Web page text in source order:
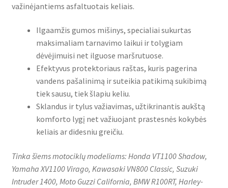
važinėjantiems asfaltuotais keliais.
Ilgaamžis gumos mišinys, specialiai sukurtas
maksimaliam tarnavimo laikui ir tolygiam
dėvėjimuisi net ilguose maršrutuose.
Efektyvus protektoriaus raštas, kuris pagerina
vandens pašalinimą ir suteikia patikimą sukibimą
tiek sausu, tiek šlapiu keliu.
Sklandus ir tylus važiavimas, užtikrinantis aukštą
komforto lygį net važiuojant prastesnės kokybės
keliais ar didesniu greičiu.
Tinka šiems motociklų modeliams: Honda VT1100 Shadow,
Yamaha XV1100 Virago, Kawasaki VN800 Classic, Suzuki
Intruder 1400, Moto Guzzi California, BMW R100RT, Harley-